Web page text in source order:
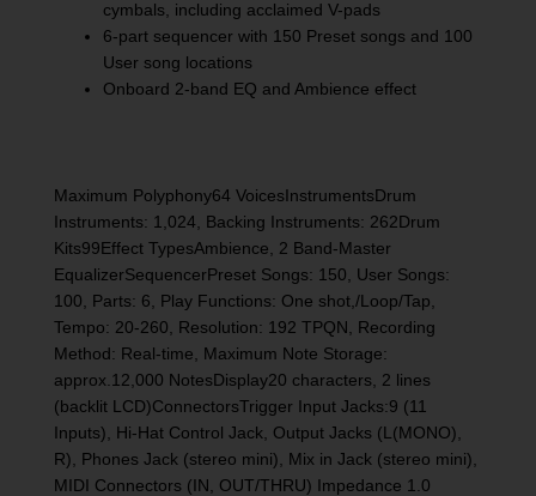
cymbals, including acclaimed V-pads
6-part sequencer with 150 Preset songs and 100
User song locations
Onboard 2-band EQ and Ambience effect
Maximum Polyphony64 VoicesInstrumentsDrum
Instruments: 1,024, Backing Instruments: 262Drum
Kits99Effect TypesAmbience, 2 Band-Master
EqualizerSequencerPreset Songs: 150, User Songs:
100, Parts: 6, Play Functions: One shot,/Loop/Tap,
Tempo: 20-260, Resolution: 192 TPQN, Recording
Method: Real-time, Maximum Note Storage:
approx.12,000 NotesDisplay20 characters, 2 lines
(backlit LCD)ConnectorsTrigger Input Jacks:9 (11
Inputs), Hi-Hat Control Jack, Output Jacks (L(MONO),
R), Phones Jack (stereo mini), Mix in Jack (stereo mini),
MIDI Connectors (IN, OUT/THRU) Impedance 1.0